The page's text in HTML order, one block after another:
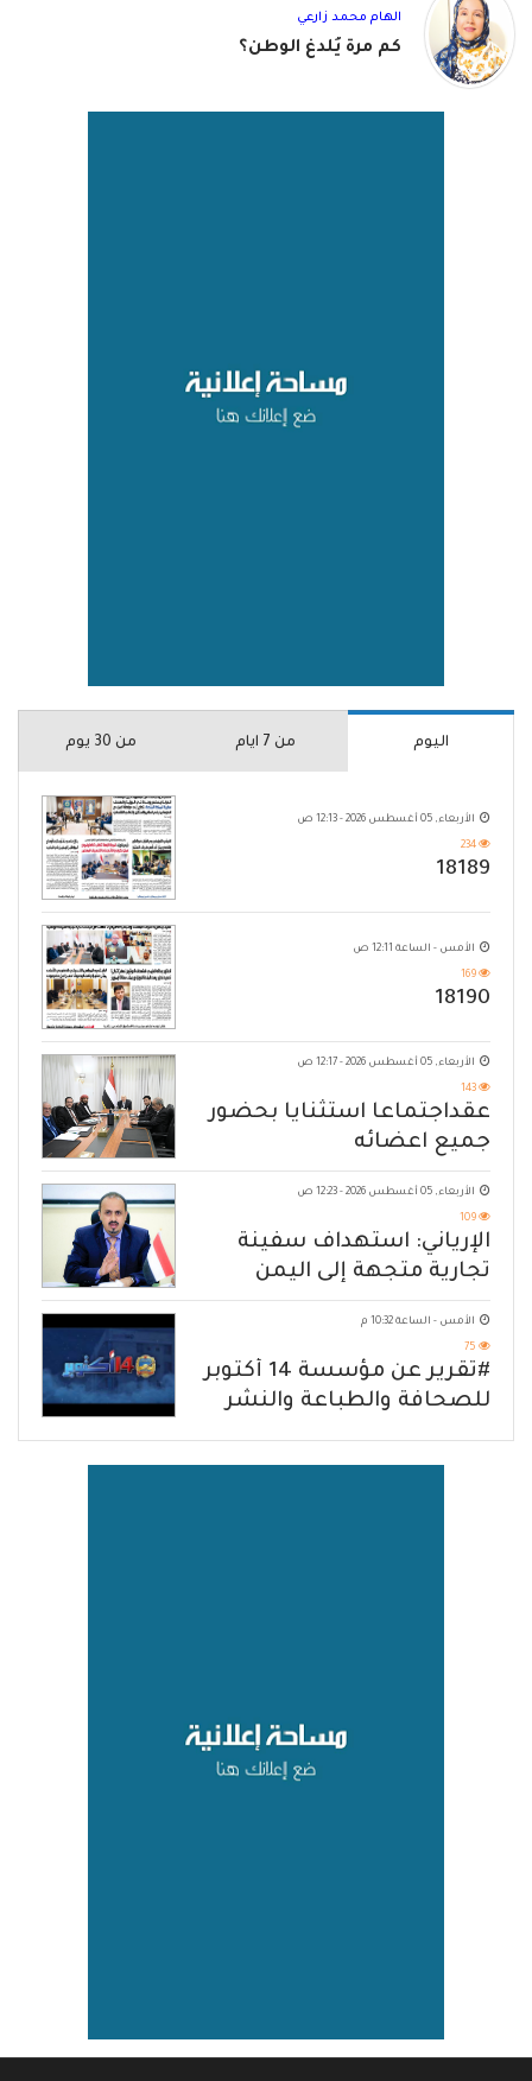
الهام محمد زارعي
كم مرة يُلدغ الوطن؟
اليوم من 7 ايام من 30 يوم
الأربعاء, 05 أغسطس 2026 - 12:13 ص
234
18189
الأمس - الساعة 12:11 ص
169
18190
الأربعاء, 05 أغسطس 2026 - 12:17 ص
143
عقداجتماعا استثنايا بحضور
جميع اعضائه
الأربعاء, 05 أغسطس 2026 - 12:23 ص
109
الإرياني: استهداف سفينة
تجارية متجهة إلى اليمن
يكشف حصار الحوثي للشعب
الأمس - الساعة 10:32 م
75
#تقرير عن مؤسسة 14 أكتوبر
للصحافة والطباعة والنشر